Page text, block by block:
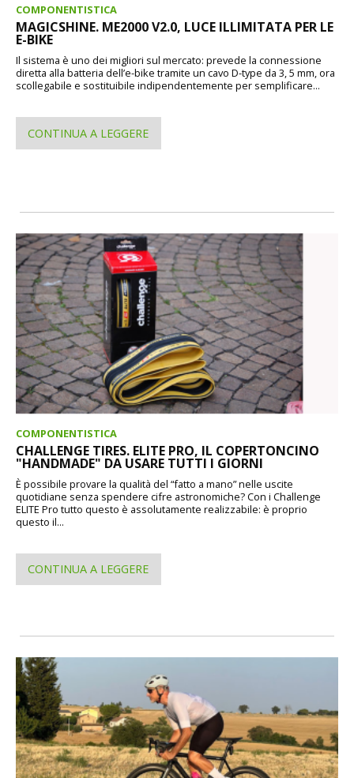
COMPONENTISTICA
MAGICSHINE. ME2000 V2.0, LUCE ILLIMITATA PER LE
E-BIKE
Il sistema è uno dei migliori sul mercato: prevede la connessione
diretta alla batteria dell’e-bike tramite un cavo D-type da 3, 5 mm, ora
scollegabile e sostituibile indipendentemente per semplificare...
CONTINUA A LEGGERE
COMPONENTISTICA
CHALLENGE TIRES. ELITE PRO, IL COPERTONCINO
"HANDMADE" DA USARE TUTTI I GIORNI
È possibile provare la qualità del “fatto a mano” nelle uscite
quotidiane senza spendere cifre astronomiche? Con i Challenge
ELITE Pro tutto questo è assolutamente realizzabile: è proprio
questo il...
CONTINUA A LEGGERE